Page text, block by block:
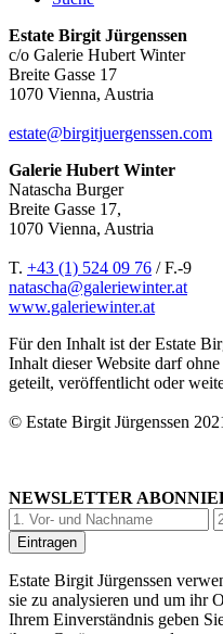
Estate Birgit Jürgenssen
c/o Galerie Hubert Winter
Breite Gasse 17
1070 Vienna, Austria
estate@birgitjuergenssen.com
Galerie Hubert Winter
Natascha Burger
Breite Gasse 17,
1070 Vienna, Austria
T. +43 (1) 524 09 76 / F.-9
natascha@galeriewinter.at
www.galeriewinter.at
Für den Inhalt ist der Estate
Inhalt dieser Website darf
geteilt, veröffentlicht oder
© Estate Birgit Jürgenssen
NEWSLETTER
Estate Birgit Jürgenssen
sie zu analysieren und um ihr
Ihrem Einverständnis geben